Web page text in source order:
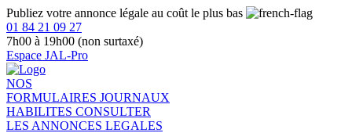
Publiez votre annonce légale au coût le plus bas
01 84 21 09 27
7h00 à 19h00 (non surtaxé)
Espace JAL-Pro
NOS
FORMULAIRES JOURNAUX
HABILITES CONSULTER
LES ANNONCES LEGALES